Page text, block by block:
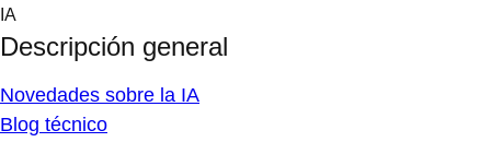
Skip
content
IA
Descripción general
Novedades sobre la IA
Blog técnico